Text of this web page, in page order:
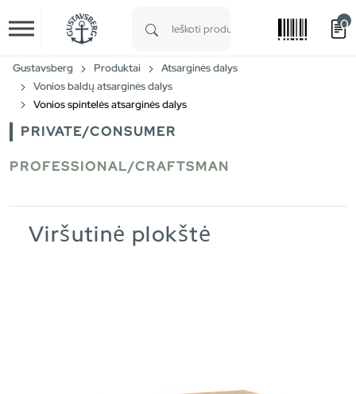
Skip to main content
0
Gustavsberg Produktai
Atsarginės dalys
Vonios baldų atsarginės dalys
Vonios spintelės atsarginės dalys
PRIVATE/CONSUMER
PROFESSIONAL/CRAFTSMAN
Viršutinė plokštė